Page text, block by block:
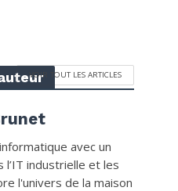
VOIR TOUT LES ARTICLES
avec un
l’IT industrielle et les
l'univers de la maison